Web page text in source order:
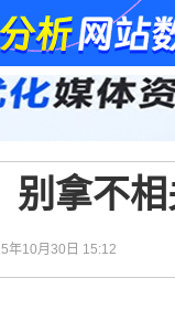
别拿不
年10月30日 15:12